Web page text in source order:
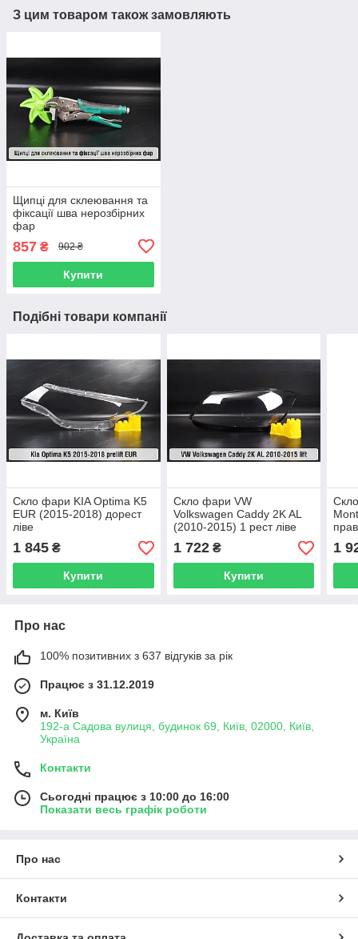
З цим товаром також замовляють
Щипці для склеювання та
фіксації шва нерозбірних
фар
857 ₴ 902 ₴
Купити
Подібні товари компанії
Скло фари KIA Optima K5
EUR (2015-2018) дорест
ліве
1 845 ₴
Купити
Скло фари VW
Volkswagen Caddy 2K AL
(2010-2015) 1 рест ліве
1 722₴
Купити
1
Про нас
100% позитивних з 637 відгуків за рік
Працює з 31.12.2019
м. Київ
192-а Садова вулиця, будинок 69, Київ, 02000, Київ,
Україна
Контакти
Сьогодні працює з 10:00 до 16:00
Показати весь графік роботи
Про нас
Контакти